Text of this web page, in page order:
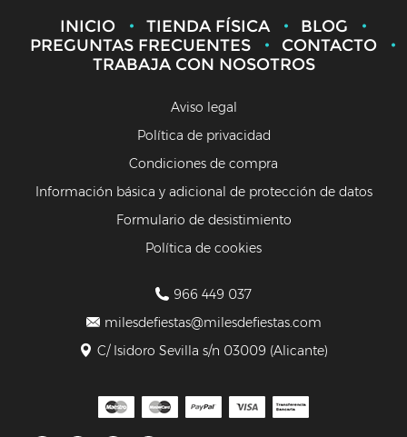
INICIO TIENDA FÍSICA
BLOG
PREGUNTAS FRECUENTES
CONTACTO
TRABAJA CON NOSOTROS
Aviso legal
Política de privacidad
Condiciones de compra
Información básica y adicional de protección de datos
Formulario de desistimiento
Política de cookies
966 449 037
milesdefiestas@milesdefiestas.com
C/ Isidoro Sevilla s/n 03009 (Alicante)